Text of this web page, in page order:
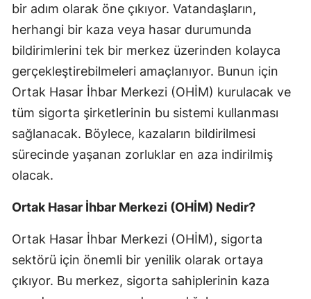
Yozgat
Aksaray
Bayburt
Karaman
Kırıkkale
Şırnak
Bartın
Ardahan
bir adım olarak öne çıkıyor. Vatandaşların,
herhangi bir kaza veya hasar durumunda
bildirimlerini tek bir merkez üzerinden kolayca
gerçekleştirebilmeleri amaçlanıyor. Bunun için
Ortak Hasar İhbar Merkezi (OHİM) kurulacak ve
tüm sigorta şirketlerinin bu sistemi kullanması
sağlanacak. Böylece, kazaların bildirilmesi
sürecinde yaşanan zorluklar en aza indirilmiş
olacak.
Ortak Hasar İhbar Merkezi (OHİM) Nedir?
Ortak Hasar İhbar Merkezi (OHİM), sigorta
sektörü için önemli bir yenilik olarak ortaya
çıkıyor. Bu merkez, sigorta sahiplerinin kaza